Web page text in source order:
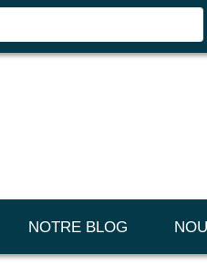
NOTRE BLOG